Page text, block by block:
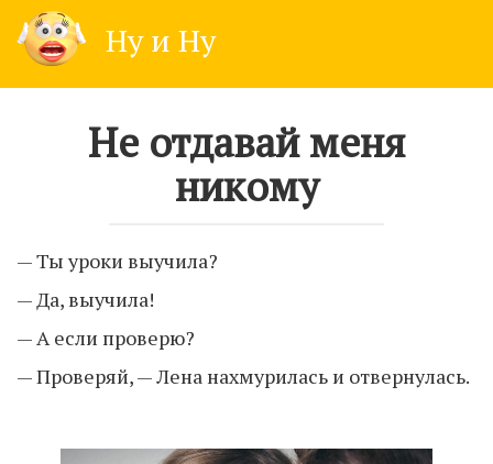
content
Ну и Ну
Не отдавай меня
никому
— Ты уроки выучила?
— Да, выучила!
— А если проверю?
— Проверяй, — Лена нахмурилась и отвернулась.